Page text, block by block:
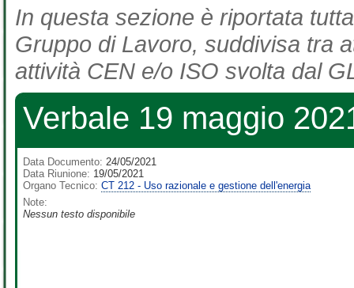
In questa sezione è riportata
Gruppo di Lavoro, suddivisa tra
attività CEN e/o ISO svolta dal
Verbale 19 maggio
Data Documento: 24/05/2021
Data Riunione: 19/05/2021
Organo Tecnico: CT 212 - Uso razionale e gestione dell'energia
Note:
Nessun testo disponibile